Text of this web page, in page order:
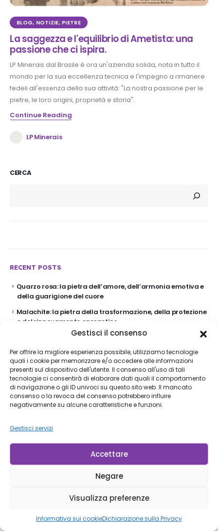
Gestisci il consenso
Per offrire la migliore esperienza possibile, utilizziamo tecnologie
quali i cookie per memorizzare e/o accedere alle informazioni
presenti sul dispositivo dell'utente. Il consenso all'uso di tali
tecnologie ci consentirà di elaborare dati quali il comportamento
di navigazione o gli ID univoci su questo sito web. Il mancato
consenso o la revoca del consenso potrebbero influire
negativamente su alcune caratteristiche e funzioni.
Gestisci servizi
Accettare
Negare
Visualizza preferenze
Informativa sui cookieDichiarazione sulla Privacy
BLOG, NOTIZIE, PIETRE
La saggezza e l'equilibrio di Ametista: una
passione che ci ispira.
LP Minerais dal Brasile è ora un'azienda solida, nota in tutto il
mondo per la sua eccellenza tecnica e l'impegno a rimanere
fedeli all'essenza della sua attività: "La nostra passione per le
pietre, le loro origini, proprietà e storia".
Continue Reading
LP Minerais
CERCA
RECENT POSTS
Quarzo rosa: la pietra dell’amore, dell’armonia emotiva e
della guarigione del cuore
Malachite: la pietra della trasformazione, della protezione
e del rinnovamento energetico
Quarzo verde naturale: la pietra del rinnovamento,
dell’equilibrio e del legame con la natura
Sodalite: la pietra della lucidità mentale, dell’intuizione e
della verità interiore
Cristalli lemuriani: i cristalli della consapevolezza,
dell’intuizione e della memoria spirituale